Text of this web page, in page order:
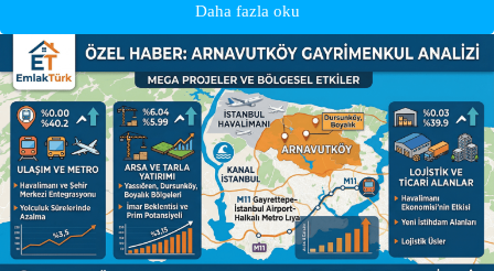
Daha fazla oku